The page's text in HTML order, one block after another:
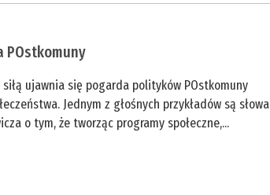
POstkomuny
ujawnia się pogarda polityków POstkomuny
Jednym z głośnych przykładów są słowa
o tym, że tworząc programy społeczne,...